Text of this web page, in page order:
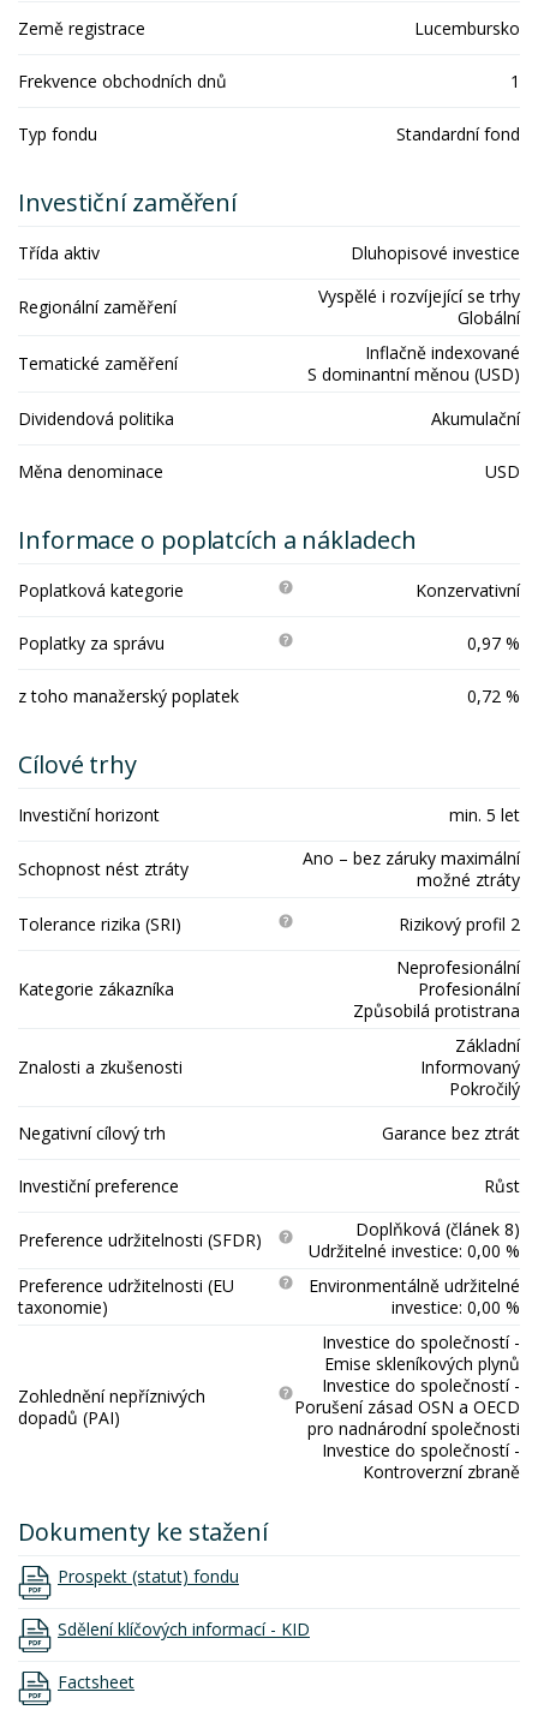
Země registrace Lucembursko
Frekvence obchodních dnů 1
Typ fondu Standardní fond
Investiční zaměření
Třída aktiv Dluhopisové investice
Regionální zaměření
Vyspělé i rozvíjející se trhy
Globální
Tematické zaměření
Inflačně indexované
S dominantní měnou (USD)
Dividendová politika
Akumulační
Měna denominace USD
Informace o poplatcích a nákladech
Poplatková kategorie Konzervativní
Poplatky za správu 0,97 %
z toho manažerský poplatek 0,72 %
Cílové trhy
Investiční horizont min. 5 let
Schopnost nést ztráty
Ano – bez záruky maximální
možné ztráty
Tolerance rizika (SRI)
Rizikový profil 2
Kategorie zákazníka
Neprofesionální
Profesionální
Způsobilá protistrana
Znalosti a zkušenosti
Základní
Informovaný
Pokročilý
Negativní cílový trh
Garance bez ztrát
Investiční preference Růst
Preference udržitelnosti (SFDR)
Doplňková (článek 8)
Udržitelné investice: 0,00 %
Preference udržitelnosti (EU
taxonomie)
Environmentálně udržitelné
investice: 0,00 %
Zohlednění nepříznivých
dopadů (PAI)
Investice do společností -
Emise skleníkových plynů
Investice do společností -
Porušení zásad OSN a OECD
pro nadnárodní společnosti
Investice do společností -
Kontroverzní zbraně
Dokumenty ke stažení
Prospekt (statut) fondu
Sdělení klíčových informací - KID
Factsheet